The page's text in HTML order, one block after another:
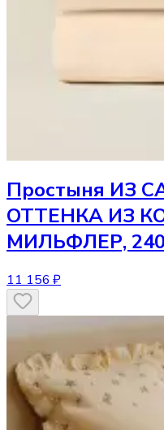
Простыня ИЗ
ОТТЕНКА ИЗ
МИЛЬФЛЕР,
11 156 ₽